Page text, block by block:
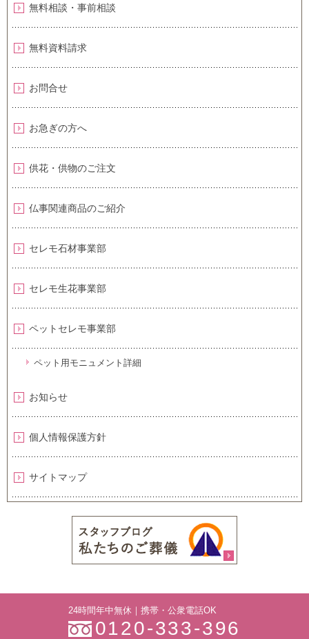
無料相談・事前相談
無料資料請求
お問合せ
お急ぎの方へ
供花・供物のご注文
仏事関連商品のご紹介
セレモ石材事業部
セレモ生花事業部
ペットセレモ事業部
ペット用モニュメント詳細
お知らせ
個人情報保護方針
サイトマップ
24時間年中無休｜携帯・公衆電話OK
0120-333-396